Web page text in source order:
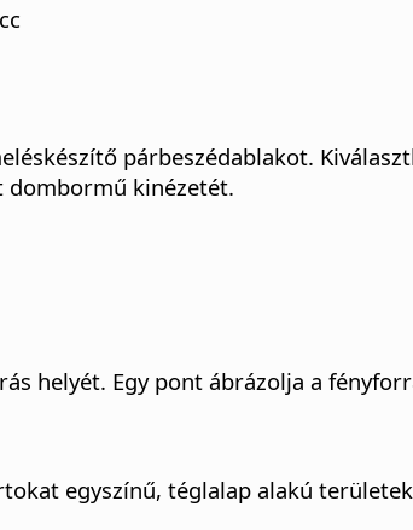
párbeszédablakot.
kinézetét.
helyét. Egy pont ábrázolja a
egyszínű, téglalap alakú